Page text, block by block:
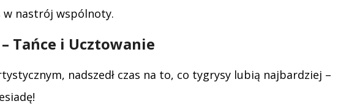
w nastrój wspólnoty.
Tańce i Ucztowanie
nadszedł czas na to, co tygrysy lubią najbardziej –